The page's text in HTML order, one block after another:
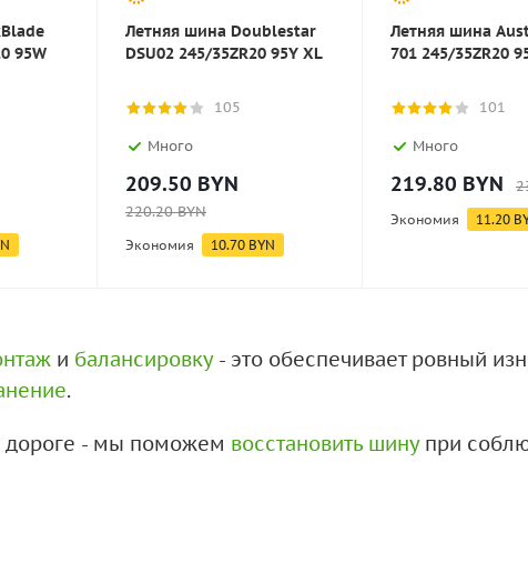
95W
Летняя шина Doublestar
DSU02 245/35ZR20 95Y XL
105
Много
209.50 BYN
220.20BYN
Экономия 10.70 BYN
Летняя шина
701 245/35ZR20
101
Много
219.80 BYN
Экономия 11.20
и балансировку- это обеспечивает ровный
.
дороге - мы поможем восстановить шинупри